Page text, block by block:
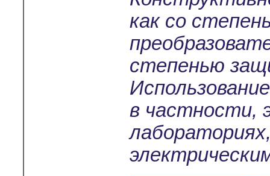
как со
степенью
в частности,